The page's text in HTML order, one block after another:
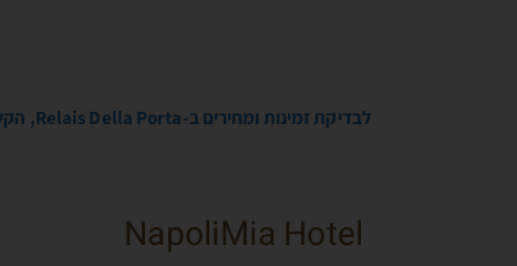
לבדיקת זמינות ומחירים ב-Relais Della Porta, הקליקו כאן…